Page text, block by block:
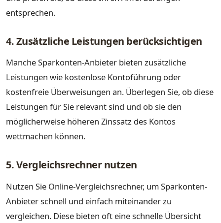
entsprechen.
4. Zusätzliche Leistungen berücksichtigen
Manche Sparkonten-Anbieter bieten zusätzliche
Leistungen wie kostenlose Kontoführung oder
kostenfreie Überweisungen an. Überlegen Sie, ob diese
Leistungen für Sie relevant sind und ob sie den
möglicherweise höheren Zinssatz des Kontos
wettmachen können.
5. Vergleichsrechner nutzen
Nutzen Sie Online-Vergleichsrechner, um Sparkonten-
Anbieter schnell und einfach miteinander zu
vergleichen. Diese bieten oft eine schnelle Übersicht